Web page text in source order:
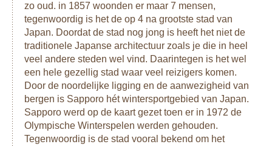
Je eerste bestemming op het Japanse 'vasteland' is de stad
Amori, gelegen op het eiland Honshu. De stad zelf is
voornamelijk een havenstad, met wederom de lekkerste en
meest verse seafood op haar markten. Daarnaast zijn hier
ook boeiende archeologische opgravingen te vinden.
De moderne kant van de regio Tohoku komt naar voren in
haar grootste stad en jouw volgende stop: Sendai. Bezoek
historische bezienswaardigheden en moderne shopping
malls, maar vergeet vooral ook niet gyuutan (gegrilde
koeientong) te proberen, dit is dé lokale specialiteit.
zo oud. in 1857 woonden er maar 7 mensen,
tegenwoordig is het de op 4 na grootste stad van
Japan. Doordat de stad nog jong is heeft het niet de
traditionele Japanse architectuur zoals je die in heel
veel andere steden wel vind. Daarintegen is het wel
een hele gezellig stad waar veel reizigers komen.
Door de noordelijke ligging en de aanwezigheid van
bergen is Sapporo hét wintersportgebied van Japan.
Sapporo werd op de kaart gezet toen er in 1972 de
Olympische Winterspelen werden gehouden.
Tegenwoordig is de stad vooral bekend om het